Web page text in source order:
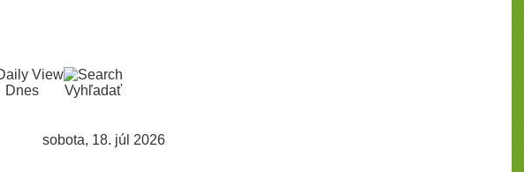
Dnes Vyhľadať
sobota, 18. júl 2026